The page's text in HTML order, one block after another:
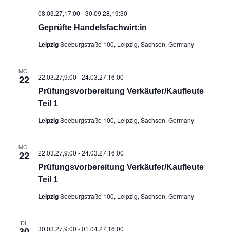
Geprüf­te Handelsfachwirt:in
08.03.27,17:00 -30.09.28,19:30
LeipzigSeeburgstraße 100, Leipzig, Sachsen, Germany
MO.
22
Prü­fungs­vor­be­rei­tung Verkäufer/Kaufleute
Teil 1
22.03.27,9:00 -24.03.27,16:00
LeipzigSeeburgstraße 100, Leipzig, Sachsen, Germany
MO.
22
Prü­fungs­vor­be­rei­tung Verkäufer/Kaufleute
Teil 1
22.03.27,9:00 -24.03.27,16:00
LeipzigSeeburgstraße 100, Leipzig, Sachsen, Germany
DI.
30.03.27,9:00 -01.04.27,16:00